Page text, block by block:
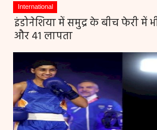
International
इंडोनेशिया में समुद्र के बीच फेरी में
और 41 लापता